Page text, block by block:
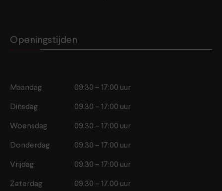
Openingstijden
Maandag 09:30 – 17:00 uur
Dinsdag 09.30 – 17:00 uur
Woensdag 09.30 – 17:00 uur
Donderdag 09.30 – 17:00 uur
Vrijdag 09.30 – 17:00 uur
Zaterdag 09.30 – 17.00 uur